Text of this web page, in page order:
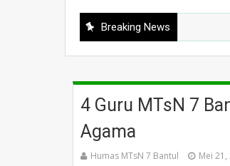
Breaking News
4 Guru MTsN 7
Agama
Humas MTsN 7 Bantul Mei 21,